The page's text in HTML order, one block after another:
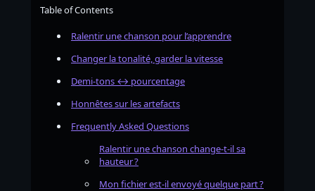
Table of Contents
Ralentir une chanson pour l’apprendre
Changer la tonalité, garder la vitesse
Demi-tons ↔ pourcentage
Honnêtes sur les artefacts
Frequently Asked Questions
Ralentir une chanson change-t-il sa
hauteur ?
Mon fichier est-il envoyé quelque part ?